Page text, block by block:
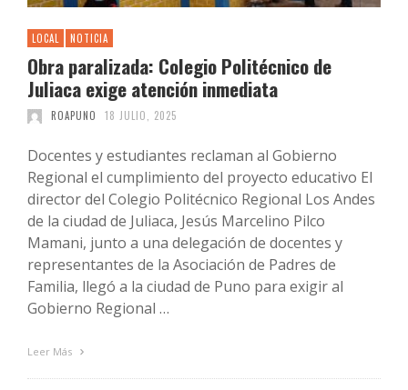
LOCAL NOTICIA
Obra paralizada: Colegio Politécnico de
Juliaca exige atención inmediata
ROAPUNO 18 JULIO, 2025
Docentes y estudiantes reclaman al Gobierno
Regional el cumplimiento del proyecto educativo El
director del Colegio Politécnico Regional Los Andes
de la ciudad de Juliaca, Jesús Marcelino Pilco
Mamani, junto a una delegación de docentes y
representantes de la Asociación de Padres de
Familia, llegó a la ciudad de Puno para exigir al
Gobierno Regional …
Leer Más